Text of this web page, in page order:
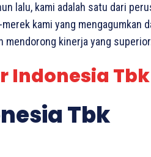
lalu, kami adalah satu dari
kami yang mengagumkan
mendorong kinerja yang
Indonesia Tbk
Tbk